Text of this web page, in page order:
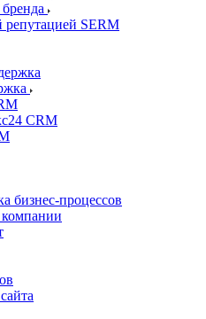
SERM
CRM
бизнес-процессов